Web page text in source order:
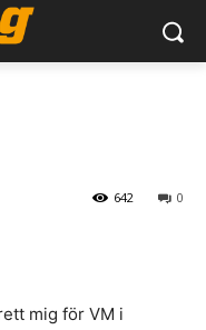
0
642
mig för VM i